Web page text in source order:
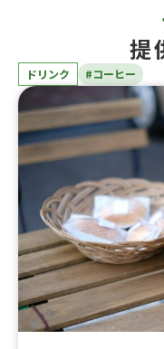
提
ドリンク #コーヒー